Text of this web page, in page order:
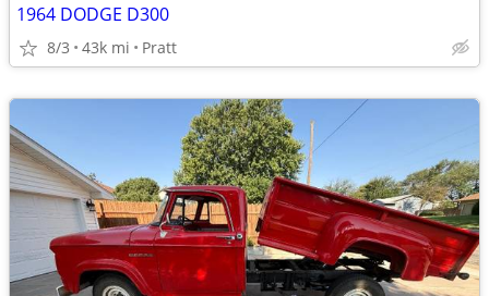
1964 DODGE D300
8/3 43k mi Pratt